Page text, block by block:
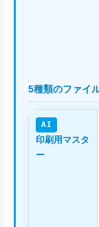
5種類のファイ
AI
印刷用マスタ
ー